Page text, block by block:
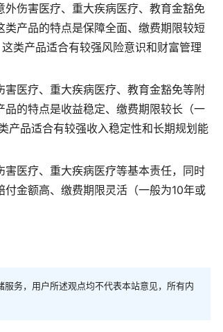
伤害医疗、重大疾病医疗、教育金豁免
产品的特点是保障全面、缴费期限较短
类产品适合有较强风险意识和财富管理
医疗、重大疾病医疗、教育金豁免等附
的特点是收益稳定、缴费期限较长（一
产品适合有较强收入稳定性和长期规划能
医疗、重大疾病医疗等基本责任，同时
金额高、缴费期限灵活（一般为10年或
务，用户所述观点均不代表本站意见，所有内